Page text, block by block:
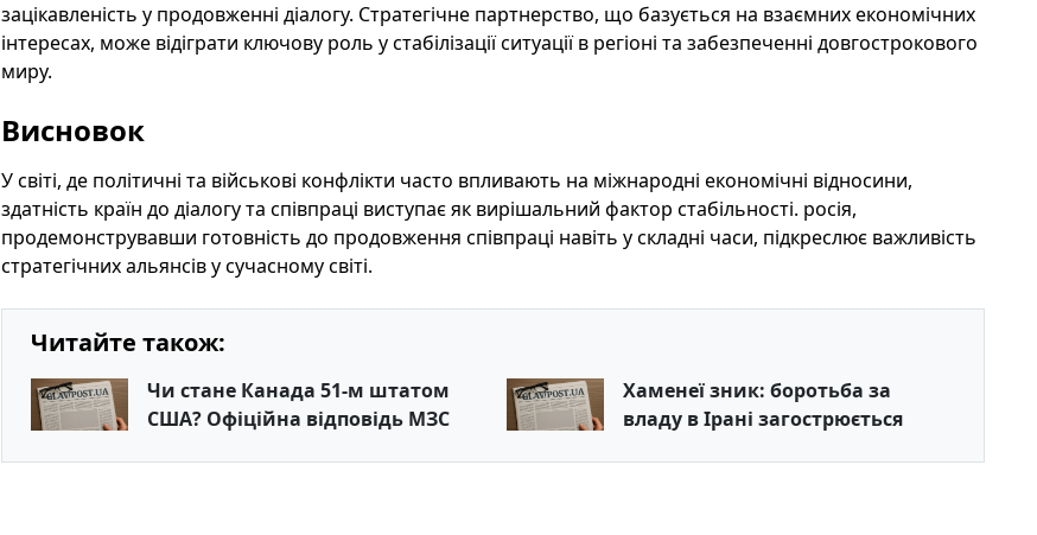
зацікавленість у продовженні діалогу. Стратегічне партнерство, що базується на взаємних економічних
інтересах, може відіграти ключову роль у стабілізації ситуації в регіоні та забезпеченні довгострокового
миру.
Висновок
У світі, де політичні та військові конфлікти часто впливають на міжнародні економічні відносини,
здатність країн до діалогу та співпраці виступає як вирішальний фактор стабільності. росія,
продемонструвавши готовність до продовження співпраці навіть у складні часи, підкреслює важливість
стратегічних альянсів у сучасному світі.
Читайте також:
Чи стане Канада 51-м штатом
США? Офіційна відповідь МЗС
Хаменеї зник: боротьба за
владу в Ірані загострюється